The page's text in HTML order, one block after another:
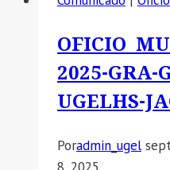
OFICIO
2025-GRA-
UGELHS-
Poradmin_ugel